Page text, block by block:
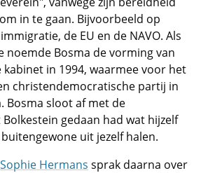
in te gaan. Bijvoorbeeld op
de EU en de NAVO. Als
noemde Bosma de vorming van
in 1994, waarmee voor het
christendemocratische partij in
Bosma sloot af met de
gedaan had wat hijzelf
uit jezelf halen.
Sophie Hermans sprak daarna over